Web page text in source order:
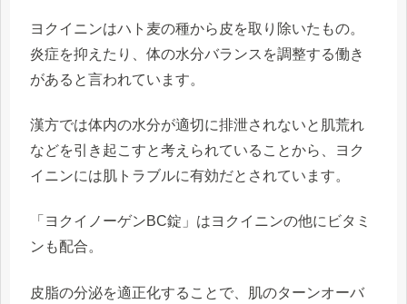
ヨクイニンはハト麦の種から皮を取り除いたもの。
炎症を抑えたり、体の水分バランスを調整する働き
があると言われています。
漢方では体内の水分が適切に排泄されないと肌荒れ
などを引き起こすと考えられていることから、ヨク
イニンには肌トラブルに有効だとされています。
「ヨクイノーゲンBC錠」はヨクイニンの他にビタミ
ンも配合。
皮脂の分泌を適正化することで、肌のターンオーバ